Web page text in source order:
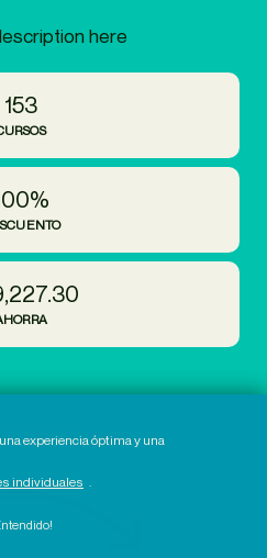
here
153
experiencia óptima y una
individuales .